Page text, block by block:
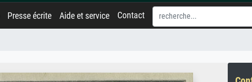
Presse écrite Aide et service Contact